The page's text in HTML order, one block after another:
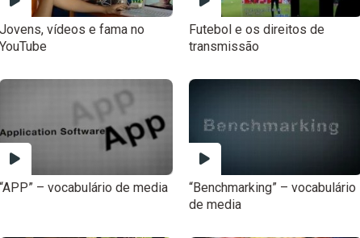
Jovens, vídeos e fama no
YouTube
Futebol e os direitos de
transmissão
“APP” – vocabulário de media
“Benchmarking” – vocabulário
de media